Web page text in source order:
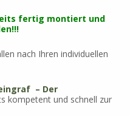
fertig montiert und
nach Ihren individuellen
– Der
kompetent und schnell zur